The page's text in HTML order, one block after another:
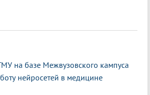
на базе Межвузовского кампуса
нейросетей в медицине